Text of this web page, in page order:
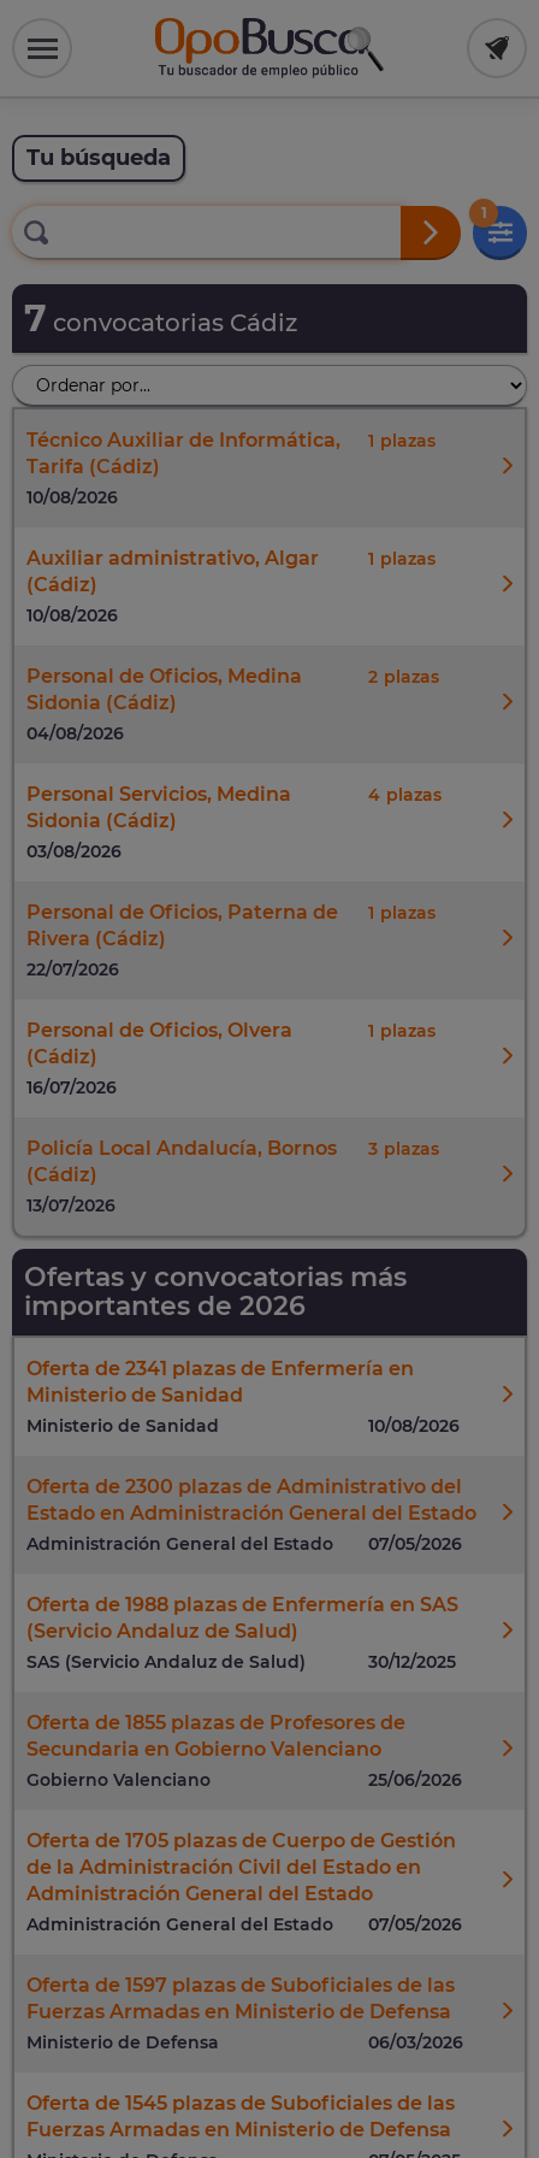
Tu búsqueda
1
7 convocatorias Cádiz
Técnico Auxiliar de Informática,
Tarifa (Cádiz)
1
10/08/2026
Auxiliar administrativo, Algar
(Cádiz)
1
10/08/2026
Personal de Oficios, Medina
Sidonia (Cádiz)
2
04/08/2026
Personal Servicios, Medina
Sidonia (Cádiz)
4
03/08/2026
Personal de Oficios, Paterna de
Rivera (Cádiz)
1
22/07/2026
Personal de Oficios, Olvera
(Cádiz)
1
16/07/2026
Policía Local Andalucía, Bornos
(Cádiz)
3
13/07/2026
Ofertas y convocatorias más
importantes de 2026
Oferta de 2341 plazas de Enfermería en
Ministerio de Sanidad
Ministerio de Sanidad 10/08/2026
Oferta de 2300 plazas de Administrativo del
Estado en Administración General del Estado
Administración General del Estado 07/05/2026
Oferta de 1988 plazas de Enfermería en SAS
(Servicio Andaluz de Salud)
SAS (Servicio Andaluz de Salud) 30/12/2025
Oferta de 1855 plazas de Profesores de
Secundaria en Gobierno Valenciano
Gobierno Valenciano 25/06/2026
Oferta de 1705 plazas de Cuerpo de Gestión
de la Administración Civil del Estado en
Administración General del Estado
Administración General del Estado 07/05/2026
Oferta de 1597 plazas de Suboficiales de las
Fuerzas Armadas en Ministerio de Defensa
Ministerio de Defensa 06/03/2026
Oferta de 1545 plazas de Suboficiales de las
Fuerzas Armadas en Ministerio de Defensa